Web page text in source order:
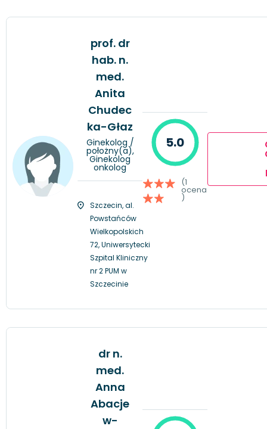
prof. dr
hab. n.
med.
Anita
Chudec
ka-Głaz
Ginekolog /
położny(a),
Ginekolog
onkolog
Szczecin, al.
Powstańców
Wielkopolskich
72, Uniwersytecki
Szpital Kliniczny
nr 2 PUM w
Szczecinie
5.0
(1
ocena
)
dr n.
med.
Anna
Abacje
w-